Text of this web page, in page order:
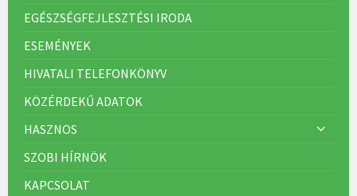
EGÉSZSÉGFEJLESZTÉSI IRODA
ESEMÉNYEK
HIVATALI TELEFONKÖNYV
KÖZÉRDEKŰ ADATOK
HASZNOS
SZOBI HÍRNÖK
KAPCSOLAT